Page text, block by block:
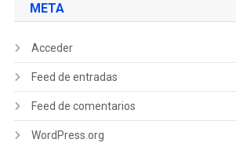
META
Acceder
Feed de entradas
Feed de comentarios
WordPress.org